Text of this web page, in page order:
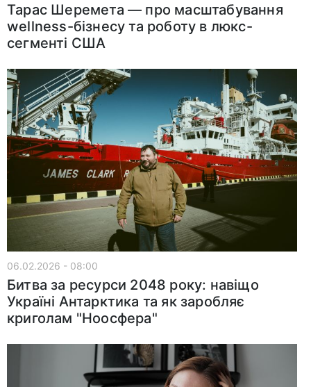
Тарас Шеремета — про масштабування
wellness-бізнесу та роботу в люкс-
сегменті США
06.02.2026 - 08:00
Битва за ресурси 2048 року: навіщо
Україні Антарктика та як заробляє
криголам "Ноосфера"